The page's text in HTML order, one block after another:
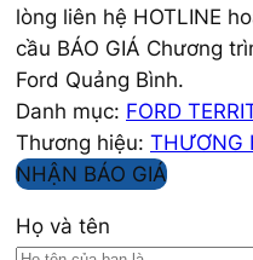
lòng liên hệ HOTLINE
cầu BÁO GIÁ Chương
Ford Quảng Bình.
Danh mục: FORD
Thương hiệu: THƯƠNG
NHẬN BÁO GIÁ
Họ và tên